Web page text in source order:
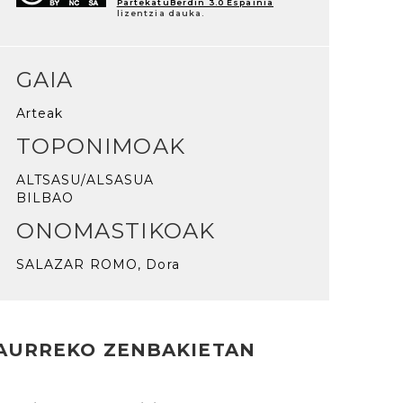
PartekatuBerdin 3.0 Espainia
lizentzia dauka.
GAIA
Arteak
TOPONIMOAK
ALTSASU/ALSASUA
BILBAO
ONOMASTIKOAK
SALAZAR ROMO, Dora
ZENBAKIETAN